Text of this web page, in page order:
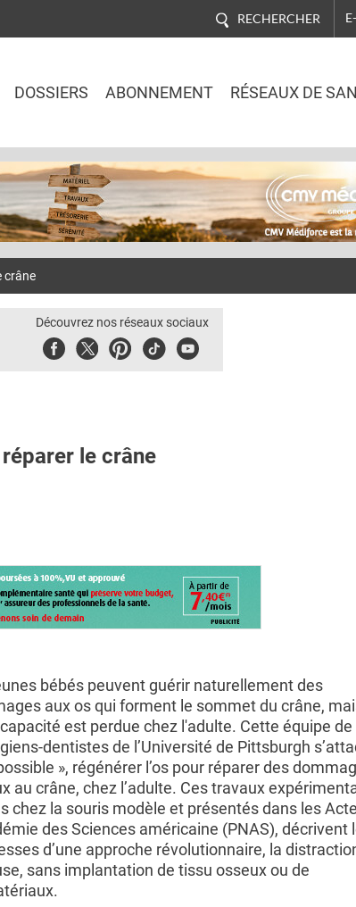
RECHERCHER
DOSSIERS ABONNEMENT RÉSEAUX DE
crâne
Découvrez nos réseaux sociaux
FacebookTwitterPinterest
TiktokYoubute
réparer le crâne
bébés peuvent guérir naturellement des
aux os qui forment le sommet du crâne,
est perdue chez l'adulte. Cette équipe de
dentistes de l’Université de Pittsburgh
», régénérer l’os pour réparer des
au crâne, chez l’adulte. Ces travaux
chez la souris modèle et présentés dans les
des Sciences américaine (PNAS), décrivent
d’une approche révolutionnaire, la
sans implantation de tissu osseux ou de